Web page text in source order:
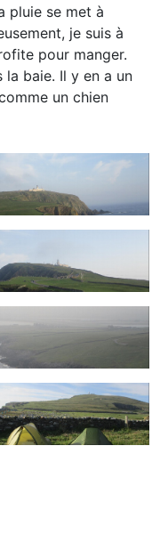
pluie se met à
je suis à
pour manger.
la baie. Il y en a un
un chien